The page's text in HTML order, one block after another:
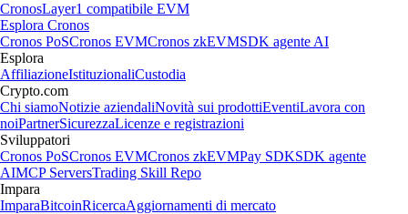
CronosLayer1 compatibile EVM
Esplora Cronos
Cronos PoSCronos EVMCronos zkEVMSDK agente AI
Esplora
AffiliazioneIstituzionaliCustodia
Crypto.com
Chi siamoNotizie aziendaliNovità sui prodottiEventiLavora con
noiPartnerSicurezzaLicenze e registrazioni
Sviluppatori
Cronos PoSCronos EVMCronos zkEVMPay SDKSDK agente
AIMCP ServersTrading Skill Repo
Impara
ImparaBitcoinRicercaAggiornamenti di mercato